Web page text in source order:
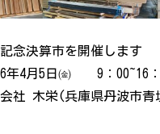
念決算市を開催します
6年4月5日㈮ 9：00~16
社 木栄(兵庫県丹波市